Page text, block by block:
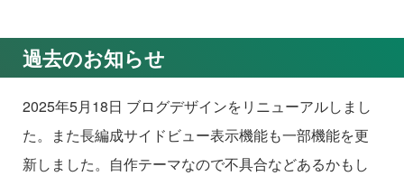
過去のお知らせ
2025年5月18日 ブログデザインをリニューアルしまし
た。また長編成サイドビュー表示機能も一部機能を更
新しました。自作テーマなので不具合などあるかもし